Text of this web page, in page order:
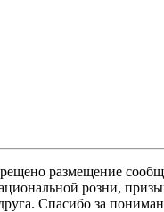
размещение
розни,
Спасибо за